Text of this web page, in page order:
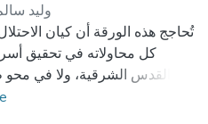
وليد
تُحاجج هذه الورقة أن كيان
كل محاولاته في تحقيق
القدس الشرقية، ولا في محو
يتمكن من خلق شخصيّة مقدسيّة